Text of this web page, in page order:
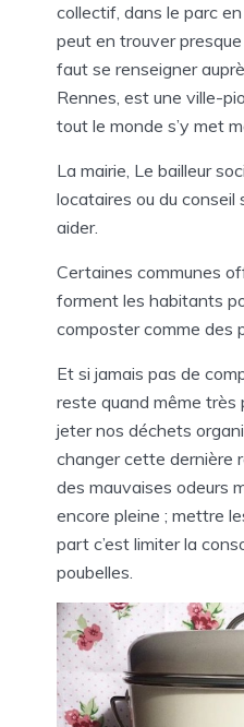
collectif, dans le parc
peut en trouver
faut se renseigner
Rennes, est une ville-
tout le monde s’y met
La mairie, Le bailleur
locataires ou du conseil
aider.
Certaines communes
forment les habitants
composter comme des
Et si jamais pas de
reste quand même très
jeter nos déchets
changer cette dernière
des mauvaises odeurs
encore pleine ; mettre
part c’est limiter la
poubelles.